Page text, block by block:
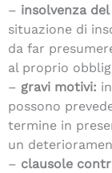
– insolvenza
situazione di
da far
al proprio
– gravi motivi:
possono
termine in
un
– clausole